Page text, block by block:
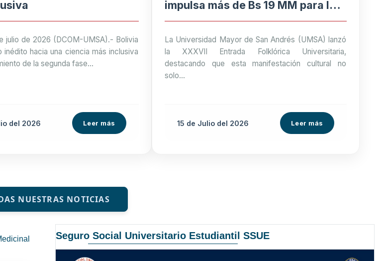
julio de 2026 (DCOM-UMSA).- Bolivia
inédito hacia una ciencia más inclusiva
de la segunda fase...
del 2026 Leer más
impulsa más de Bs 19 MM para la
economía paceña
La Universidad Mayor de San Andrés (UMSA) lanzó
la XXXVII Entrada Folklórica Universitaria,
destacando que esta manifestación cultural no
solo...
15 de Juliodel 2026 Leer más
NUESTRAS NOTICIAS
Seguro Social Universitario Estudiantil SSUE